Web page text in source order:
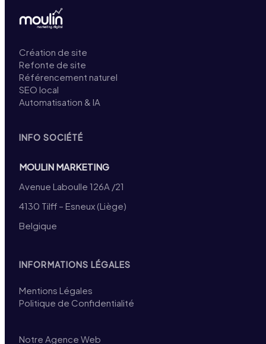
Création de site
Refonte de site
Référencement naturel
SEO local
Automatisation & IA
INFO SOCIÉTÉ
MOULIN MARKETING
Avenue Laboulle 126A /21
4130 Tilff – Esneux (Liège)
Belgique
INFORMATIONS LÉGALES
Mentions Légales
Politique de Confidentialité
Notre Agence Web